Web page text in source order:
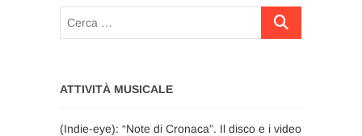
Cerca
ATTIVITÀ MUSICALE
(Indie-eye): “Note di Cronaca”. Il disco e i video